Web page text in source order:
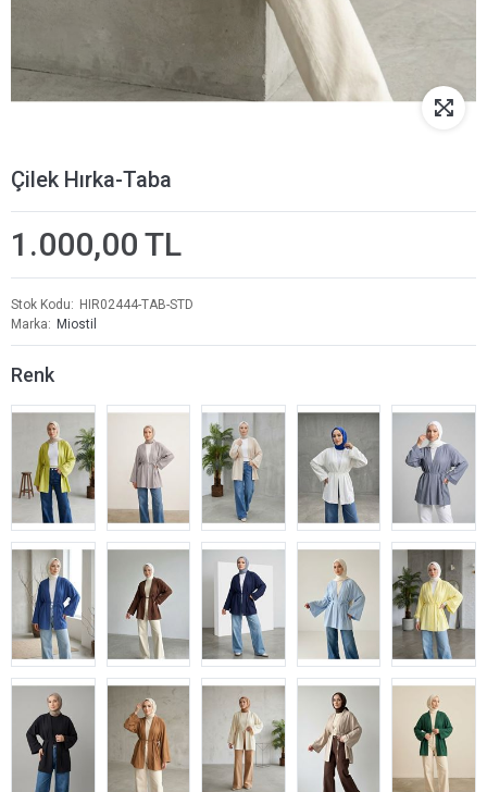
Çilek Hırka-Taba
1.000,00 TL
Stok Kodu
HIR02444-TAB-STD
Marka
Miostil
Renk